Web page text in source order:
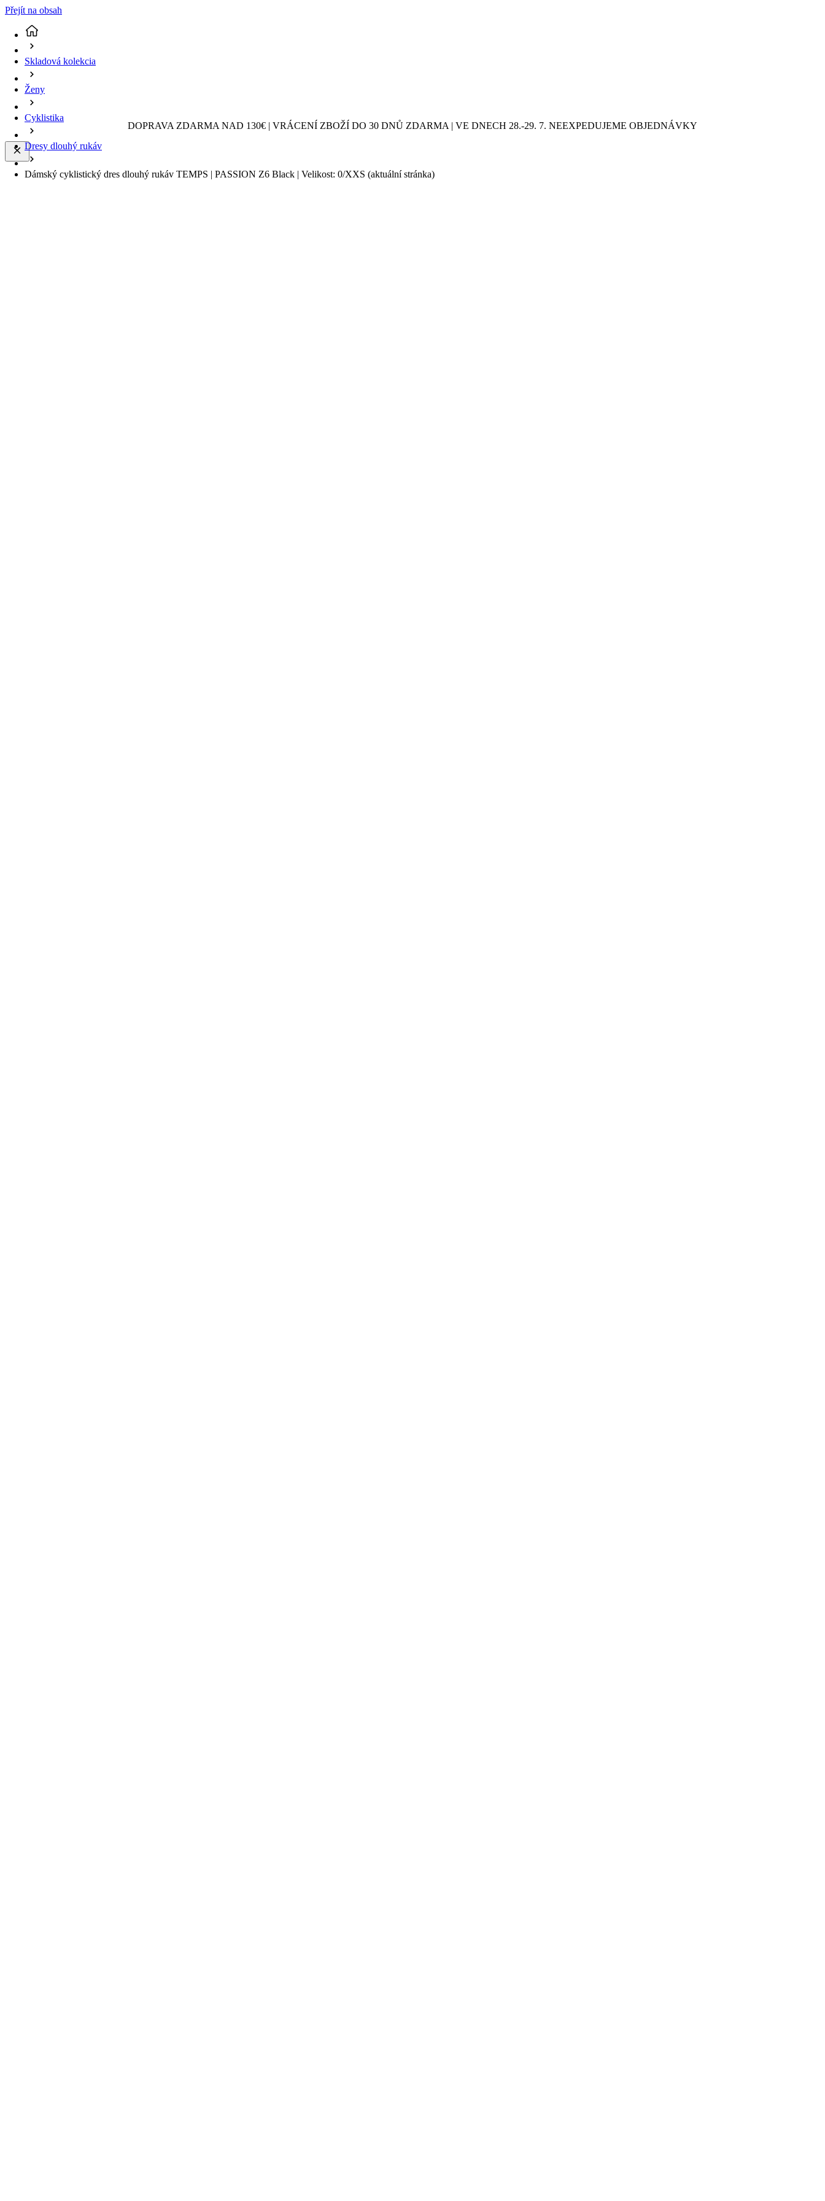
Přejít na obsah
DOPRAVA ZDARMA NAD 130€ | VRÁCENÍ ZBOŽÍ DO 30 DNŮ ZDARMA | VE DNECH 28.-29. 7. NEEXPEDUJEME OBJEDNÁVKY
Skladová kolekcia
Ženy
Cyklistika
Dresy dlouhý rukáv
Dámský cyklistický dres dlouhý rukáv TEMPS | PASSION Z6 Black | Velikost: 0/XXS (aktuální stránka)